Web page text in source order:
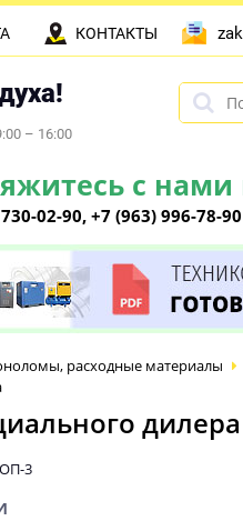
– 16:00
с нами
02-90, +7 (963) 996-78-90
КОНТАКТЫ
расходные материалы
дилера
3